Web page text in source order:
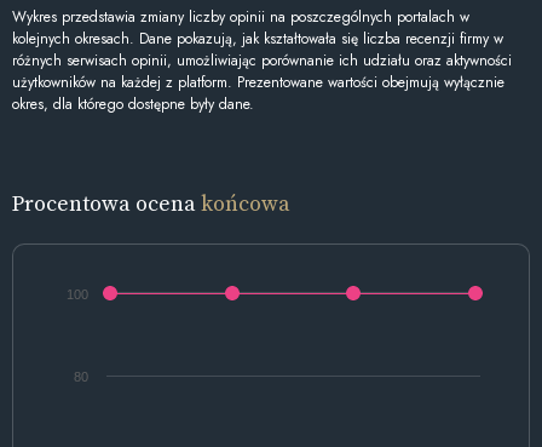
Wykres przedstawia zmiany liczby opinii na poszczególnych portalach w
kolejnych okresach. Dane pokazują, jak kształtowała się liczba recenzji firmy w
różnych serwisach opinii, umożliwiając porównanie ich udziału oraz aktywności
użytkowników na każdej z platform. Prezentowane wartości obejmują wyłącznie
okres, dla którego dostępne były dane.
Procentowa ocenakońcowa
80
100